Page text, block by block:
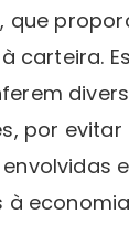
que
carteira.
por evitar
à